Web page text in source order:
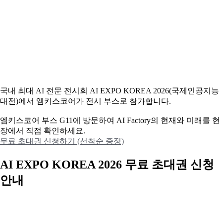
국내 최대 AI 전문 전시회 AI EXPO KOREA 2026(국제인공지능
대전)에서 엠키스코어가 전시 부스로 참가합니다.
엠키스코어 부스 G11에 방문하여 AI Factory의 현재와 미래를 현
장에서 직접 확인하세요.
무료 초대권 신청하기 (선착순 증정)
AI EXPO KOREA 2026 무료 초대권 신청
안내